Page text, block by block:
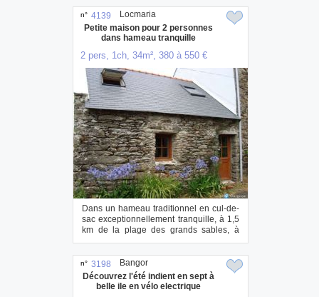
n° 4139
Petite maison pour 2 personnes
dans hameau tranquille
2 pers, 1ch, 34m², 380 à 550 €
Dans un hameau traditionnel en cul-de-
sac exceptionnellement tranquille, à 1,5
km de la plage des grands sables, à
6km d...
Locmaria
n° 3198
Découvrez l'été indient en sept à
belle ile en vélo electrique
Bangor